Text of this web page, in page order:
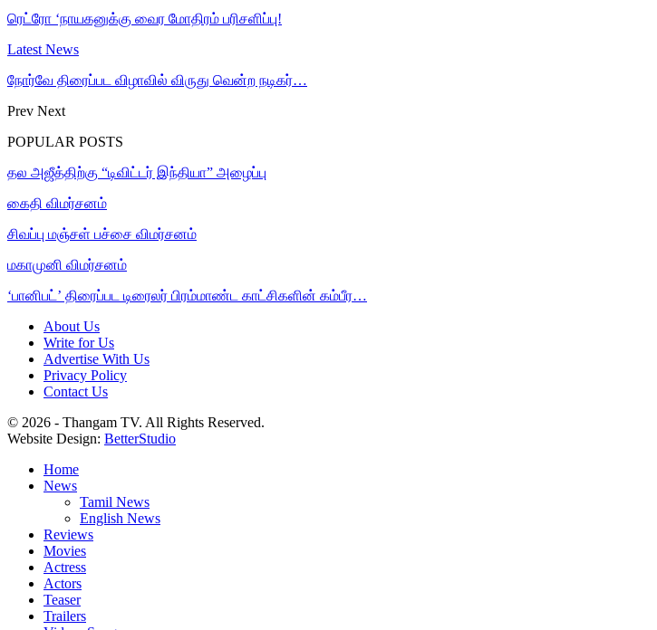
ரெட்ரோ ‘நாயகனுக்கு வைர மோதிரம் பரிசளிப்பு!
Latest News
நோர்வே திரைப்பட விழாவில் விருது வென்ற நடிகர்…
Prev Next
POPULAR POSTS
தல அஜீத்திற்கு “டிவிட்டர் இந்தியா” அழைப்பு
கைதி விமர்சனம்
சிவப்பு மஞ்சள் பச்சை விமர்சனம்
மகாமுனி விமர்சனம்
‘பானிபட்’ திரைப்பட டிரைலர் பிரம்மாண்ட காட்சிகளின் கம்பீர…
About Us
Write for Us
Advertise With Us
Privacy Policy
Contact Us
© 2026 - Thangam TV. All Rights Reserved.
Website Design: BetterStudio
Home
News
Tamil News
English News
Reviews
Movies
Actress
Actors
Teaser
Trailers